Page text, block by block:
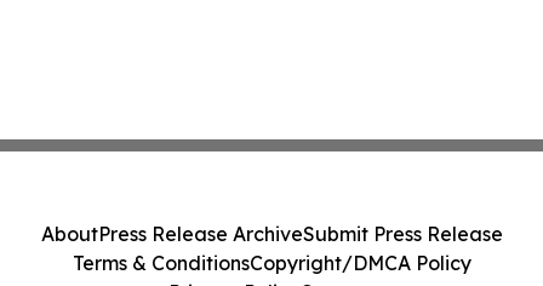
AboutPress Release ArchiveSubmit Press Release
Terms & ConditionsCopyright/DMCA Policy